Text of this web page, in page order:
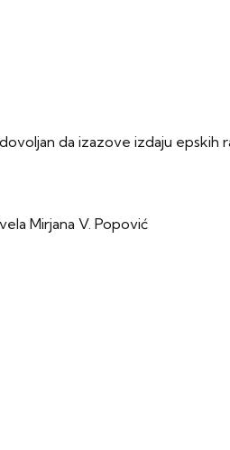
da izazove izdaju epskih
Mirjana V. Popović